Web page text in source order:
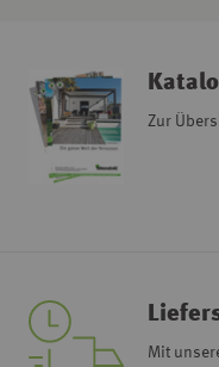
Zur
Mit